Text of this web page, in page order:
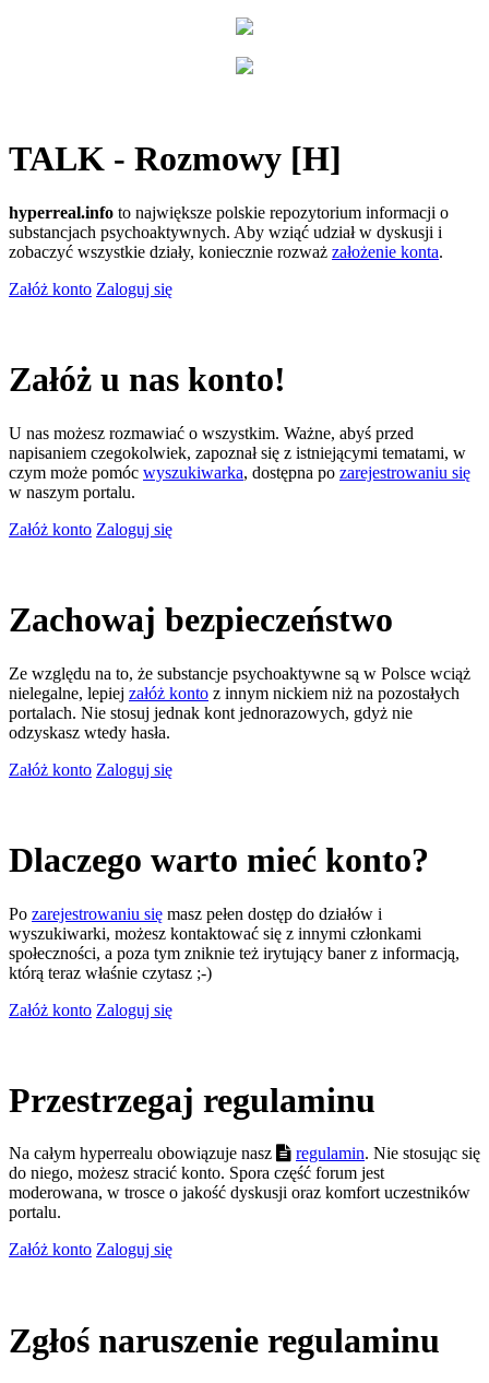
TALK - Rozmowy [H]
hyperreal.info to największe polskie repozytorium informacji o
substancjach psychoaktywnych. Aby wziąć udział w dyskusji i
zobaczyć wszystkie działy, koniecznie rozważ założenie konta.
Załóż konto Zaloguj się
Załóż u nas konto!
U nas możesz rozmawiać o wszystkim. Ważne, abyś przed
napisaniem czegokolwiek, zapoznał się z istniejącymi tematami, w
czym może pomóc wyszukiwarka, dostępna po zarejestrowaniu się
w naszym portalu.
Załóż konto Zaloguj się
Zachowaj bezpieczeństwo
Ze względu na to, że substancje psychoaktywne są w Polsce wciąż
nielegalne, lepiej załóż konto z innym nickiem niż na pozostałych
portalach. Nie stosuj jednak kont jednorazowych, gdyż nie
odzyskasz wtedy hasła.
Załóż konto Zaloguj się
Dlaczego warto mieć konto?
Po zarejestrowaniu się masz pełen dostęp do działów i
wyszukiwarki, możesz kontaktować się z innymi członkami
społeczności, a poza tym zniknie też irytujący baner z informacją,
którą teraz właśnie czytasz ;-)
Załóż konto Zaloguj się
Przestrzegaj regulaminu
Na całym hyperrealu obowiązuje nasz regulamin. Nie stosując się
do niego, możesz stracić konto. Spora część forum jest
moderowana, w trosce o jakość dyskusji oraz komfort uczestników
portalu.
Załóż konto Zaloguj się
Zgłoś naruszenie regulaminu